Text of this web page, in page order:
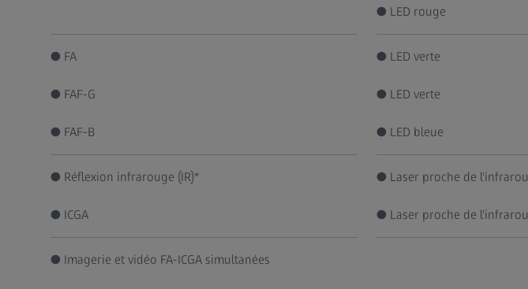
● LED rouge
● FA
● FAF-G
● FAF-B
● LED verte
● LED verte
● LED bleue
● Réflexion infrarouge (IR)*
● ICGA
● Laser proche de
● Laser proche de
● Imagerie et vidéo FA-ICGA simultanées